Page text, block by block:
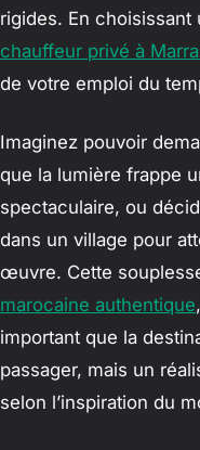
rigides. En choisissant
chauffeur privé à
de votre emploi du
Imaginez pouvoir
que la lumière frappe
spectaculaire, ou
dans un village pour
œuvre. Cette
marocaine authentique
important que la
passager, mais un
selon l’inspiration du